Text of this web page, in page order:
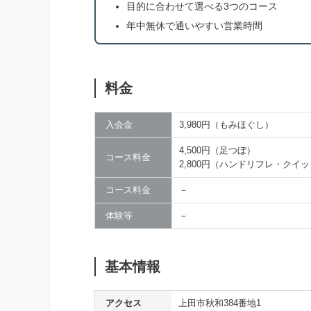
目的に合わせて選べる3つのコース
年中無休で通いやすい営業時間
料金
入会金 3,980円（もみほぐし）
コース料金
4,500円（足つぼ）
2,800円（ハンドリフレ・クイッ
コース料金 －
体験等 －
基本情報
アクセス 上田市秋和384番地1